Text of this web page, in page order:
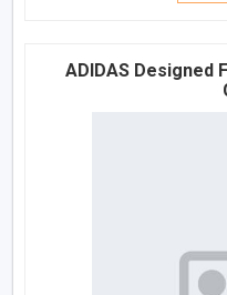
ADIDAS Designed